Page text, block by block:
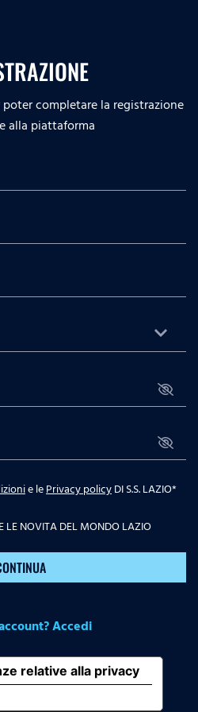
completare la registrazione
alla piattaforma
e lePrivacy policyDI S.S. LAZIO*
LE NOVITA DEL MONDO LAZIO
Accedi
relative alla privacy